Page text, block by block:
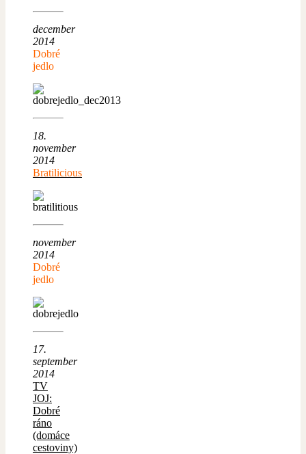
december
2014
Dobré
jedlo
18.
november
2014
Bratilicious
november
2014
Dobré
jedlo
17.
september
2014
TV
JOJ:
Dobré
ráno
(domáce
cestoviny)